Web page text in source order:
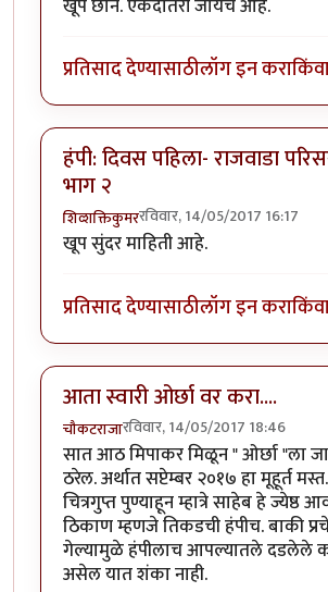
खूप छान. एकदातरी जायचं आहे.
प्रतिसाद देण्यासाठीलॉग इन करा
हंपी: दिवस पहिला- राजवाडा
भाग २
शिव्शक्तिकुमररविवार, 14/05/2017 16:17
खूप सुंदर माहिती आहे.
प्रतिसाद देण्यासाठीलॉग इन करा
आता स्वारी ओर्छा वर करा....
चौकटराजारविवार, 14/05/2017 18:46
सात आठ मिपाकर मिळून " ओर्छा "ला
ठरेल. अर्थात सप्टेम्बर २०१७ हा मूहूर्त
चित्रगुप्त पुण्याहून म्हात्रे साहेब हे ज्येष्ठ
ठिकाण म्हणजे तिकडची हंपीच. बाकी
गेल्यामुळे हंपीलाच आपल्यातले दडलेले
असेल यात शंका नाही.